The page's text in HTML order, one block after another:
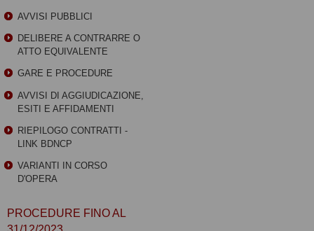
AVVISI PUBBLICI
DELIBERE A CONTRARRE O
ATTO EQUIVALENTE
GARE E PROCEDURE
AVVISI DI AGGIUDICAZIONE,
ESITI E AFFIDAMENTI
RIEPILOGO CONTRATTI -
LINK BDNCP
VARIANTI IN CORSO
D'OPERA
PROCEDURE FINO AL